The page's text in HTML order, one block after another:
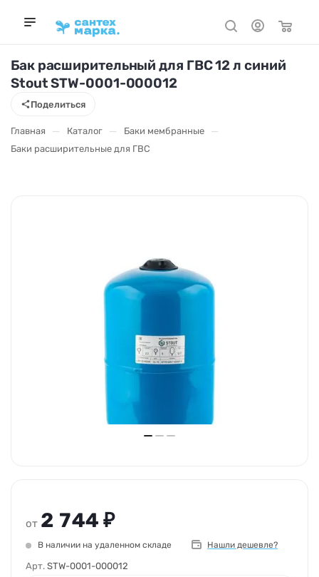
Поделиться
Бак расширительный для ГВС 12 л синий
Stout STW-0001-000012
Главная — Каталог — Баки мембранные —
Баки расширительные для ГВС
от 2 744 ₽
В наличии на удаленном складе Нашли дешевле?
Арт. STW-0001-000012